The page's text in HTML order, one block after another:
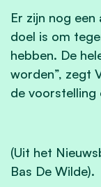
Er zijn nog
doel is om
hebben. De
worden”, zegt
de voorstelling
(Uit het
Bas De Wilde).